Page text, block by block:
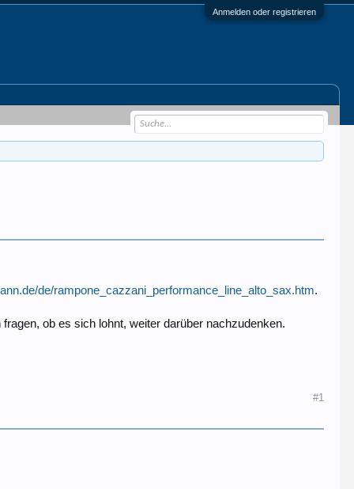
Anmelden oder registrieren
de/rampone_cazzani_performance_line_alto_sax.htm.
ob es sich lohnt, weiter darüber nachzudenken.
#1